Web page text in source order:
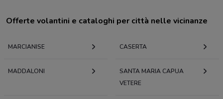
Offerte volantini e cataloghi per città nelle vicinanze
MARCIANISE CASERTA
MADDALONI
SANTA MARIA CAPUA
VETERE